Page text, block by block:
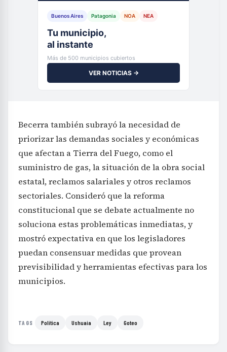
Buenos Aires Patagonia NOA NEA
Tu municipio,
al instante
Más de 500 municipios cubiertos
VER NOTICIAS →
Becerra también subrayó la necesidad de
priorizar las demandas sociales y económicas
que afectan a Tierra del Fuego, como el
suministro de gas, la situación de la obra social
estatal, reclamos salariales y otros reclamos
sectoriales. Consideró que la reforma
constitucional que se debate actualmente no
soluciona estas problemáticas inmediatas, y
mostró expectativa en que los legisladores
puedan consensuar medidas que provean
previsibilidad y herramientas efectivas para los
municipios.
TAGS Política Ushuaia Ley Goteo